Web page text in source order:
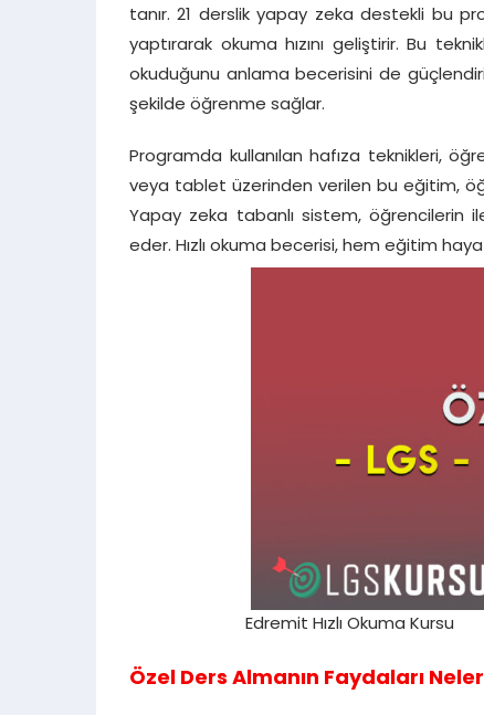
tanır. 21 derslik yapay zeka destekli bu
yaptırarak okuma hızını geliştirir. Bu
okuduğunu anlama becerisini de
şekilde öğrenme sağlar.
Programda kullanılan hafıza teknikleri,
veya tablet üzerinden verilen bu eğitim,
Yapay zeka tabanlı sistem, öğrencilerin
eder. Hızlı okuma becerisi, hem eğitim
Edremit Hızlı Okuma Kursu
Özel Ders Almanın Faydaları